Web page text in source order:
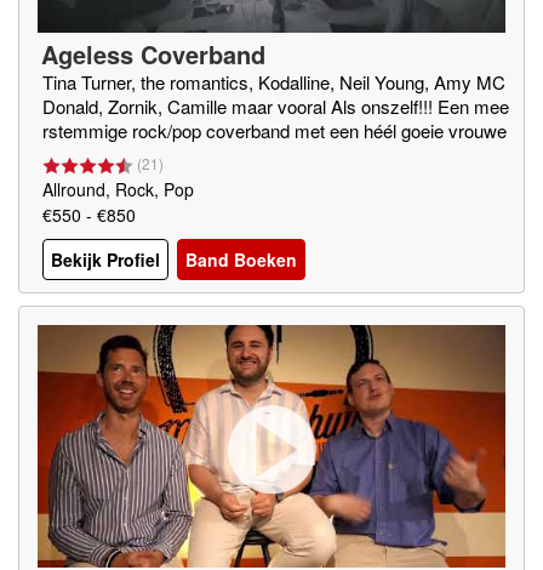
Ageless Coverband
Tina Turner, the romantics, Kodalline, Neil Young, Amy MC
Donald, Zornik, Camille maar vooral Als onszelf!!! Een mee
rstemmige rock/pop coverband met een héél goeie vrouwe
lijke zangeres met bakken ervaring!!!!! Beschikt over eigen
PA
(21)
Allround, Rock, Pop
€550 - €850
Bekijk Profiel
Band Boeken